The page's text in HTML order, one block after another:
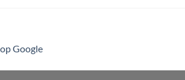
Google